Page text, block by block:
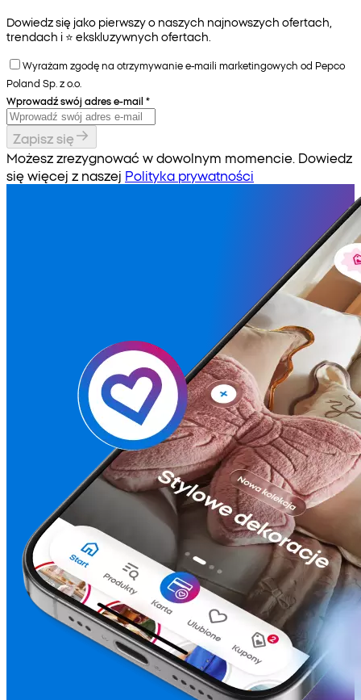
Dowiedz się jako pierwszy o naszych najnowszych ofertach,
trendach i ⭐️ ekskluzywnych ofertach.
Wyrażam zgodę na otrzymywanie e-maili marketingowych od Pepco
Poland Sp. z o.o.
Wprowadź swój adres e-mail *
Zapisz się
Możesz zrezygnować w dowolnym momencie. Dowiedz
się więcej z naszej Polityka prywatności